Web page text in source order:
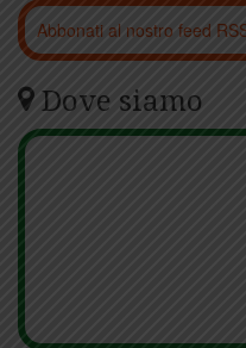
Abbonati al nostro feed
Dove siamo